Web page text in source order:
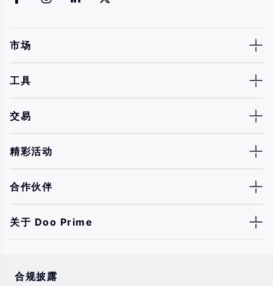
市场
工具
交易
精彩活动
合作伙伴
关于 Doo Prime
合规披露